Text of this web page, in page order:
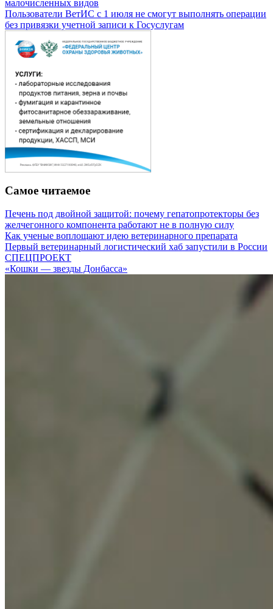
малочисленных видов
Пользователи ВетИС с 1 июля не смогут выполнять операции
без привязки учетной записи к Госуслугам
Самое читаемое
Печень под двойной защитой: почему гепатопротекторы без
желчегонного компонента работают не в полную силу
Как ученые воплощают идею ветеринарного препарата
Первый ветеринарный логистический хаб запустили в России
СПЕЦПРОЕКТ
«Кошки — звезды Донбасса»